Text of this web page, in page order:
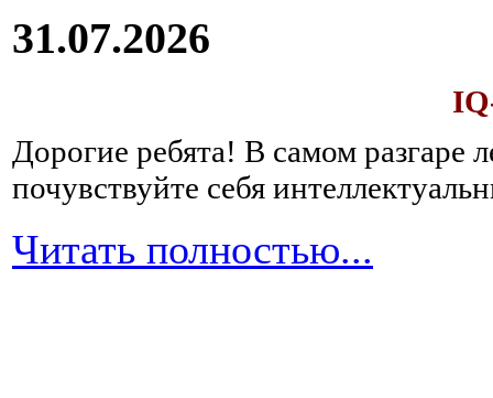
31.07.2026
Дорогие ребята! В самом разгаре
почувствуйте себя
Читать полностью...